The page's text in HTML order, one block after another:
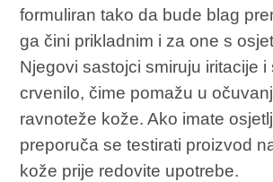
formuliran tako da bude blag
ga čini prikladnim i za one s
Njegovi sastojci smiruju iritacije i
crvenilo, čime pomažu u
ravnoteže kože. Ako imate
preporuča se testirati proizvod
kože prije redovite upotrebe.